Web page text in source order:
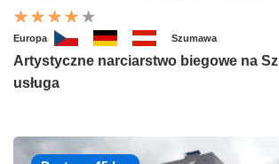
Europa Szumawa
Artystyczne narciarstwo biegowe na
usługa